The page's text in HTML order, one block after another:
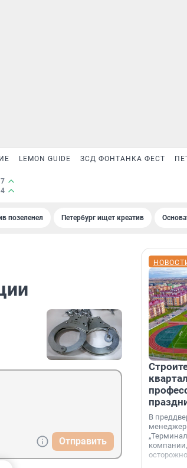
LEMON GUIDE ЗСД ФОНТАНКА ФЕСТ
позеленел Петербург ищет креатив
Отправить
В